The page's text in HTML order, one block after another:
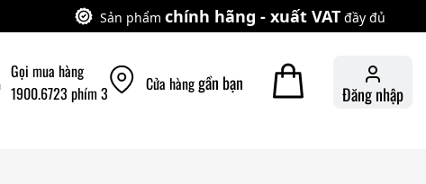
Sản phẩm chính hãng - xuất VAT đầy đủ
Gọi mua hàng
1900.6723 phím 3
Cửa hànggần bạn Đăng nhập